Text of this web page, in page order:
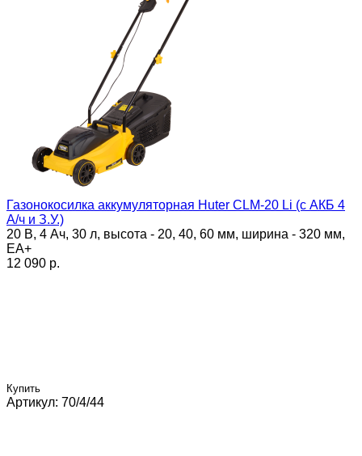
Газонокосилка аккумуляторная Huter CLM-20 Li (с АКБ 4
А/ч и З.У.)
20 В, 4 Ач, 30 л, высота - 20, 40, 60 мм, ширина - 320 мм,
ЕА+
12 090 p.
Купить
Артикул: 70/4/44